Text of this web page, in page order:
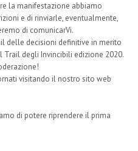
la manifestazione abbiamo
e di rinviarle, eventualmente,
di comunicarVi.
delle decisioni definitive in merito
degli Invincibili edizione 2020.
visitando il nostro sito web
di potere riprendere il prima